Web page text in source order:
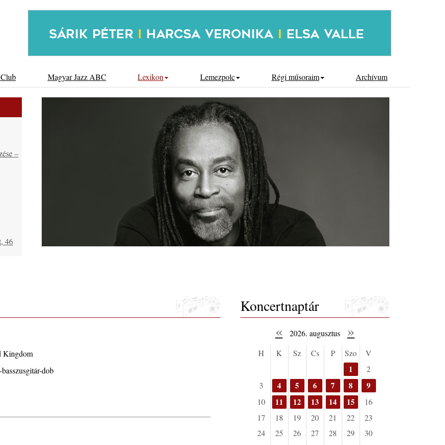
Magyar Jazz ABC Lexikon Lemezpolc Régi műsoraim Archívum
–
46
Kingdom
dob
Koncertnaptár
« 2026. augusztus »
H K Sz Cs P Szo V
1
2
3
4 5 6 7 8 9
10 11 12 13 14 15
16
17
18 19 20 21 22
23
24
25 26 27 28 29
30